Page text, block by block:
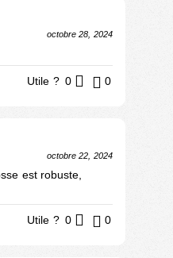
octobre 28, 2024
Utile ? 0 0
octobre 22, 2024
est robuste,
Utile ? 0 0